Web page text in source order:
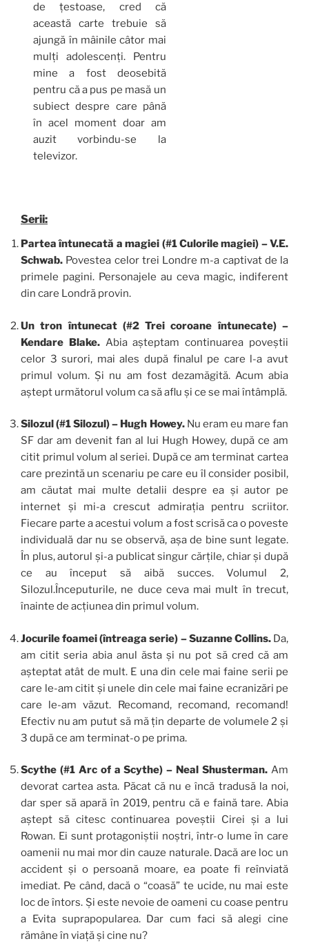
de țestoase, cred că
această carte trebuie să
ajungă în mâinile câtor mai
mulți adolescenți. Pentru
mine a fost deosebită
pentru că a pus pe masă un
subiect despre care până
în acel moment doar am
auzit vorbindu-se la
televizor.
Serii:
Partea întunecată a magiei (#1 Culorile magiei) – V.E.
Schwab. Povestea celor trei Londre m-a captivat de la
primele pagini. Personajele au ceva magic, indiferent
din care Londră provin.
Un tron întunecat (#2 Trei coroane întunecate) –
Kendare Blake. Abia așteptam continuarea poveștii
celor 3 surori, mai ales după finalul pe care l-a avut
primul volum. Și nu am fost dezamăgită. Acum abia
aștept următorul volum ca să aflu și ce se mai întâmplă.
Silozul (#1 Silozul) – Hugh Howey.Nu eram eu mare fan
SF dar am devenit fan al lui Hugh Howey, după ce am
citit primul volum al seriei. După ce am terminat cartea
care prezintă un scenariu pe care eu îl consider posibil,
am căutat mai multe detalii despre ea și autor pe
internet și mi-a crescut admirația pentru scriitor.
Fiecare parte a acestui volum a fost scrisă ca o poveste
individuală dar nu se observă, așa de bine sunt legate.
În plus, autorul și-a publicat singur cărțile, chiar și după
ce au început să aibă succes. Volumul 2,
Silozul.Începuturile, ne duce ceva mai mult în trecut,
înainte de acțiunea din primul volum.
Jocurile foamei (întreaga serie) – Suzanne Collins.Da,
am citit seria abia anul ăsta și nu pot să cred că am
așteptat atât de mult. E una din cele mai faine serii pe
care le-am citit și unele din cele mai faine ecranizări pe
care le-am văzut. Recomand, recomand, recomand!
Efectiv nu am putut să mă țin departe de volumele 2 și
3 după ce am terminat-o pe prima.
Scythe (#1 Arc of a Scythe) – Neal Shusterman. Am
devorat cartea asta. Păcat că nu e încă tradusă la noi,
dar sper să apară în 2019, pentru că e faină tare. Abia
aștept să citesc continuarea poveștii Cirei și a lui
Rowan. Ei sunt protagoniștii noștri, într-o lume în care
oamenii nu mai mor din cauze naturale. Dacă are loc un
accident și o persoană moare, ea poate fi reînviată
imediat. Pe când, dacă o “coasă” te ucide, nu mai este
loc de întors. Și este nevoie de oameni cu coase pentru
a Evita suprapopularea. Dar cum faci să alegi cine
rămâne în viață și cine nu?